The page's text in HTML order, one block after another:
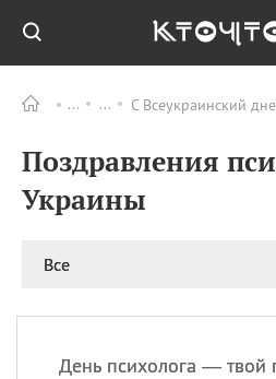
С Всеукраинский
Поздравления
Украины
Все
День психолога — твой
09.08